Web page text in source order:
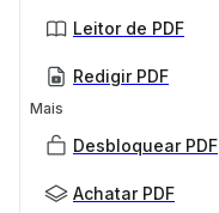
Leitor de PDF
Redigir PDF
Mais
Desbloquear PDF
Achatar PDF